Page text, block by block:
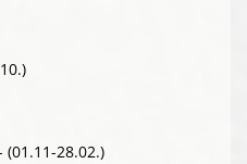
(01.11-28.02.)